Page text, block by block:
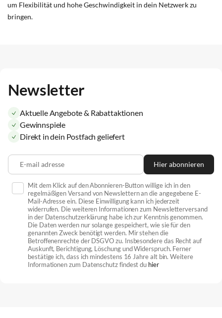
um Flexibilität und hohe Geschwindigkeit in dein Netzwerk zu
bringen.
Newsletter
Aktuelle Angebote & Rabattaktionen
Gewinnspiele
Direkt in dein Postfach geliefert
E-mail adresse Hier abonnieren
Mit dem Klick auf den Abonnieren-Button willige ich in den
regelmäßigen Versand von Newslettern an die angegebene E-
Mail-Adresse ein. Diese Einwilligung kann ich jederzeit
widerrufen. Die weiteren Informationen zum Newsletterversand
in der Datenschutzerklärung habe ich zur Kenntnis genommen.
Die Daten werden nur solange gespeichert, wie sie für den
genannten Zweck benötigt werden. Mir stehen die
Betroffenenrechte der DSGVO zu. Insbesondere das Recht auf
Auskunft, Berichtigung, Löschung und Widerspruch. Ferner
bestätige ich, dass ich mindestens 16 Jahre alt bin. Weitere
Informationen zum Datenschutz findest du hier